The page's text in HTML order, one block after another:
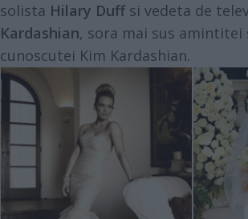
solista Hilary Duffsi vedeta de
Kardashian, sora mai sus amintitei
cunoscutei Kim Kardashian.